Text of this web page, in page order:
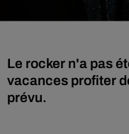
Le rocker n'a pas
vacances profiter
prévu.